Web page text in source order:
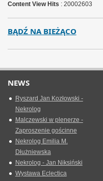
Content View Hits : 20002603
BĄDŹ NA BIEŻĄCO
NEWS
Ryszard Jan Kozłowski -
Nekrolog
Malczewski w plenerze -
Zaproszenie gościnne
Nekrolog Emilia M.
Dłużniewska
Nekrolog - Jan Niksiński
Wystawa Eclectica